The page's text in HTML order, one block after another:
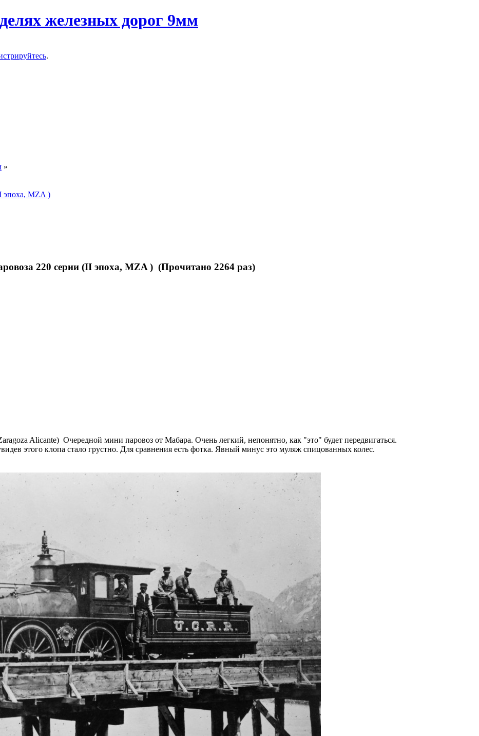
.
»
эпоха, MZA )
220 серии (II эпоха, MZA ) (Прочитано 2264 раз)
Alicante) Очередной мини паровоз от Мабара. Очень легкий, непонятно, как "это" будет передвигаться.
этого клопа стало грустно. Для сравнения есть фотка. Явный минус это муляж спицованных колес.